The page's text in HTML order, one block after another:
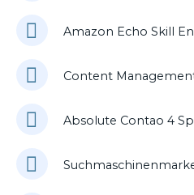
Amazon Echo Skill
Content
Absolute Contao 4